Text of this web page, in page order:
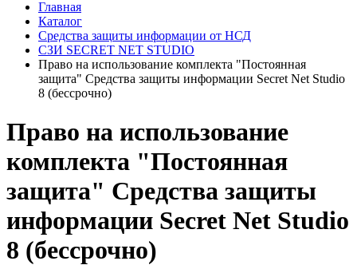
Главная
Каталог
Средства защиты информации от НСД
СЗИ SECRET NET STUDIO
Право на использование комплекта "Постоянная
защита" Средства защиты информации Secret Net Studio
8 (бессрочно)
Право на использование
комплекта "Постоянная
защита" Средства защиты
информации Secret Net Studio
8 (бессрочно)